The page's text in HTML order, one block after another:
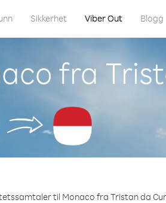
Sikkerhet Viber Out Blogg
fra
til Monaco fra Tristan da